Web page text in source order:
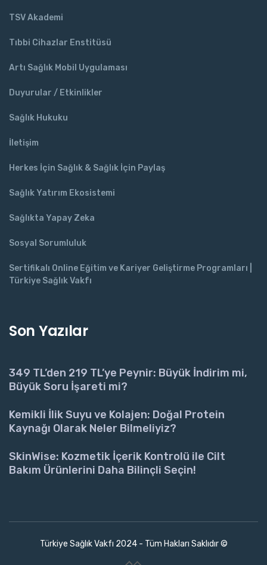
TSV Akademi
Tıbbi Cihazlar Enstitüsü
Artı Sağlık Mobil Uygulaması
Duyurular / Etkinlikler
Sağlık Hukuku
İletişim
Herkes İçin Sağlık & Sağlık İçin Paylaş
Sağlık Yatırım Ekosistemi
Sağlıkta Yapay Zeka
Sosyal Sorumluluk
Sertifikalı Online Eğitim ve Kariyer Geliştirme Programları |
Türkiye Sağlık Vakfı
Son Yazılar
349 TL’den 219 TL’ye Peynir: Büyük İndirim mi,
Büyük Soru İşareti mi?
Kemikli İlik Suyu ve Kolajen: Doğal Protein
Kaynağı Olarak Neler Bilmeliyiz?
SkinWise: Kozmetik İçerik Kontrolü ile Cilt
Bakım Ürünlerini Daha Bilinçli Seçin!
Türkiye Sağlık Vakfı 2024 - Tüm Hakları Saklıdır ©